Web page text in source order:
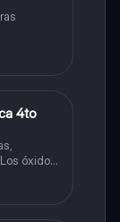
4to
óxidos